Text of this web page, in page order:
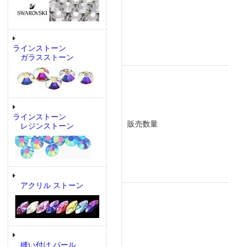
ラインストーン
ガラスストーン
ラインストーン
レジンストーン
アクリル ストーン
縫い付け パール
販売数量